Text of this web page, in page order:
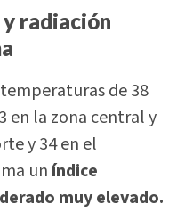
radiación
de 38
en la zona central y
y 34 en el
un índice
muy elevado.